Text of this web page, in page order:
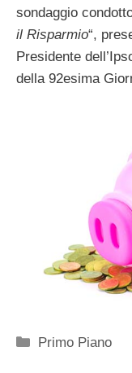
sondaggio
il Risparmio“,
Presidente
della 92esima
Categorie
Primo Piano